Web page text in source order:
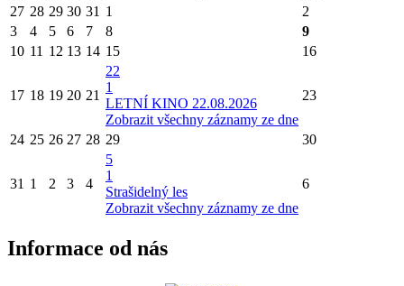
27 28 29 30 31 1
2
3
4 5 6 7 8
9
10 11 12 13 14 15 16
17 18 19 20 21
22
1
LETNÍ KINO 22.08.2026
Zobrazit všechny záznamy ze dne
23
24 25 26 27 28 29 30
31 1 2 3 4
5
1
Strašidelný les
Zobrazit všechny záznamy ze dne
6
Informace od nás